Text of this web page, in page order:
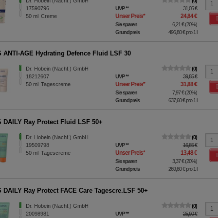
wir unsere Website weiter für Sie optimieren können, den Inhalt
möglichst relevant für Sie zu gestalten. Bitte beachten Sie,
Google oder soziale Medien übertragen werden.
17590796
50 ml Creme
UVP** 31,05 €
Unser Preis* 24,84 €
Sie sparen 6,21 €(20%)
Grundpreis
496,80 €pro 1 l
ANTI-AGE Hydrating Defence Fluid LSF 30
Dr. Hobein (Nachf.) GmbH
18212607
50 ml Tagescreme
0
UVP** 39,85 €
Unser Preis* 31,88 €
Sie sparen 7,97 €(20%)
Grundpreis
637,60 €pro 1 l
DAILY Ray Protect Fluid LSF 50+
Dr. Hobein (Nachf.) GmbH
19509798
50 ml Tagescreme
0
UVP** 16,85 €
Unser Preis* 13,48 €
Sie sparen 3,37 €(20%)
Grundpreis
269,60 €pro 1 l
DAILY Ray Protect FACE Care Tagescre.LSF 50+
Dr. Hobein (Nachf.) GmbH
20098981
0
UVP** 25,90 €